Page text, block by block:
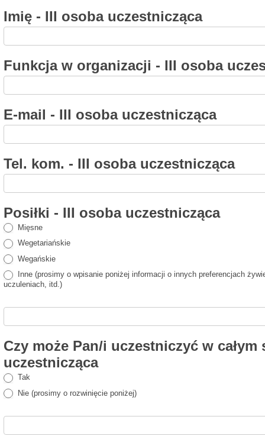
Imię - III osoba uczestnicząca
Funkcja w organizacji - III osoba
E-mail - III osoba uczestnicząca
Tel. kom. - III osoba uczestnicząca
Posiłki - III osoba uczestnicząca
Mięsne
Wegetariańskie
Wegańskie
Inne (prosimy o wpisanie poniżej informacji o innych preferencjach
uczuleniach, itd.)
Czy może Pan/i uczestniczyć w
uczestnicząca
Tak
Nie (prosimy o rozwinięcie poniżej)